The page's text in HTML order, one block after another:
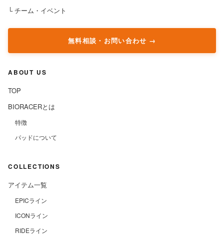
└ チーム・イベント
無料相談・お問い合わせ
ABOUT US
TOP
BIORACERとは
特徴
パッドについて
COLLECTIONS
アイテム一覧
EPICライン
ICONライン
RIDEライン